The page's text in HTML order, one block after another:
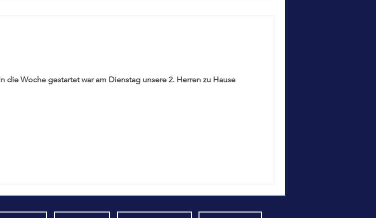
Woche gestartet war am Dienstag unsere 2. Herren zu Hause